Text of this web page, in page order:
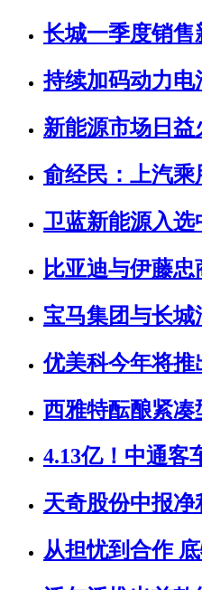
长城一季度销售
持续加码动力
新能源市场日
俞经民：上汽乘
卫蓝新能源入
比亚迪与伊藤
宝马集团与长
优美科今年将
西雅特酝酿紧凑
4.13亿！中通客
天奇股份中报
从担忧到合作